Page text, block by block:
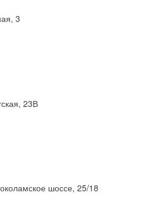
3
23В
шоссе, 25/18